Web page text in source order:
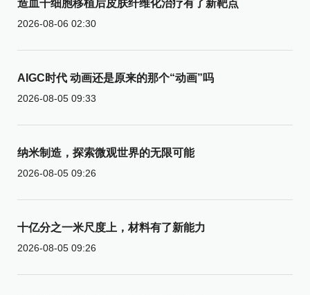
造血干细胞移植后皮肤纤维化治疗有了新靶点
2026-08-06 02:30
AIGC时代 动画还是原来的那个“动画”吗
2026-08-05 09:33
纳米制造，探索微观世界的无限可能
2026-08-05 09:26
十亿分之一米尺度上，材料有了新能力
2026-08-05 09:26